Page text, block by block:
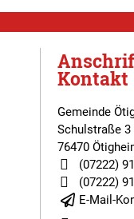
Kontakt
Gemeinde
Schulstraße 3
76470
(07222)
(07222)
E-Mail-